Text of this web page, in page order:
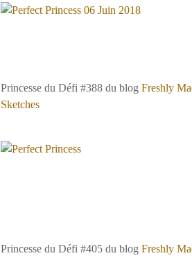
Princesse du Défi #388 du blog Freshly
Sketches
Princesse du Défi #405 du blog Freshly